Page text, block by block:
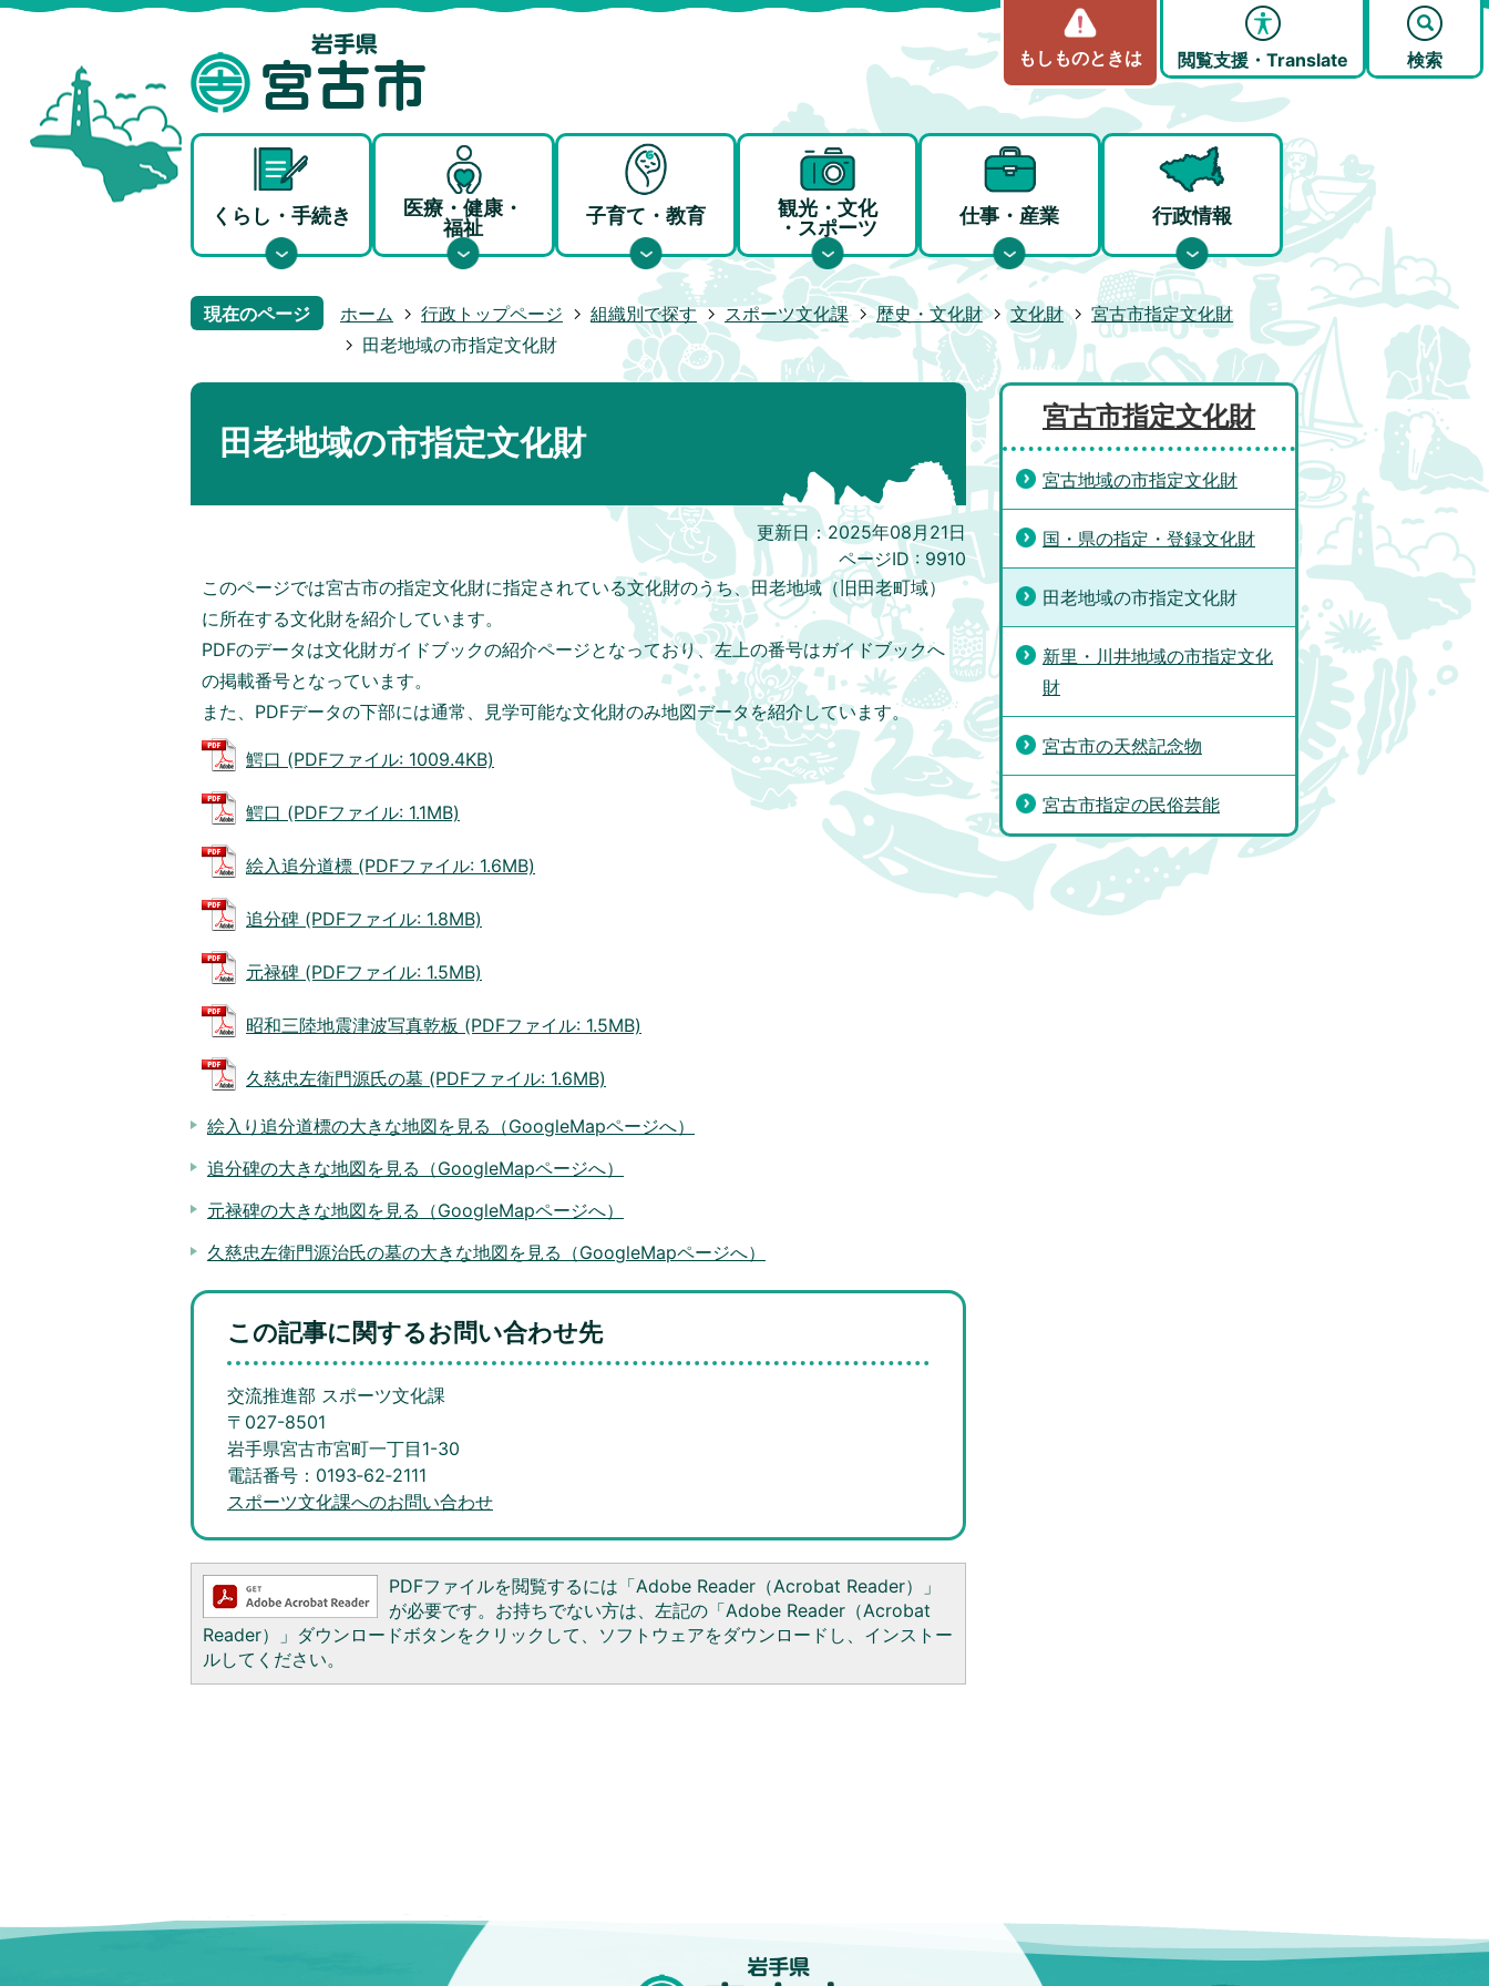
もしものときは 閲覧支援・Translate 検索
くらし・手続き
医療・健康・
福祉
子育て・教育
観光・文化
・スポーツ
仕事・産業 行政情報
現在のページ ホーム 行政トップページ 組織別で探す スポーツ文化課 歴史・文化財 文化財
宮古市指定文化財
田老地域の市指定文化財
田老地域の市指定文化財
更新日：2025年08月21日
ページID : 9910
このページでは宮古市の指定文化財に指定されている文化財のうち、田老地域（旧田老町域）
に所在する文化財を紹介しています。
PDFのデータは文化財ガイドブックの紹介ページとなっており、左上の番号はガイドブックへ
の掲載番号となっています。
また、PDFデータの下部には通常、見学可能な文化財のみ地図データを紹介しています。
鰐口 (PDFファイル: 1009.4KB)
鰐口 (PDFファイル: 1.1MB)
絵入追分道標 (PDFファイル: 1.6MB)
追分碑 (PDFファイル: 1.8MB)
元禄碑 (PDFファイル: 1.5MB)
昭和三陸地震津波写真乾板 (PDFファイル: 1.5MB)
久慈忠左衛門源氏の墓 (PDFファイル: 1.6MB)
絵入り追分道標の大きな地図を見る（GoogleMapページへ）
追分碑の大きな地図を見る（GoogleMapページへ）
元禄碑の大きな地図を見る（GoogleMapページへ）
久慈忠左衛門源治氏の墓の大きな地図を見る（GoogleMapページへ）
この記事に関するお問い合わせ先
交流推進部 スポーツ文化課
〒027-8501
岩手県宮古市宮町一丁目1-30
電話番号：0193‐62‐2111
スポーツ文化課へのお問い合わせ
PDFファイルを閲覧するには「Adobe Reader（Acrobat Reader）」
が必要です。お持ちでない方は、左記の「Adobe Reader（Acrobat
Reader）」ダウンロードボタンをクリックして、ソフトウェアをダウンロードし、インストー
ルしてください。
宮古市指定文化財
宮古地域の市指定文化財
国・県の指定・登録文化財
田老地域の市指定文化財
新里・川井地域の市指定文化
財
宮古市の天然記念物
宮古市指定の民俗芸能